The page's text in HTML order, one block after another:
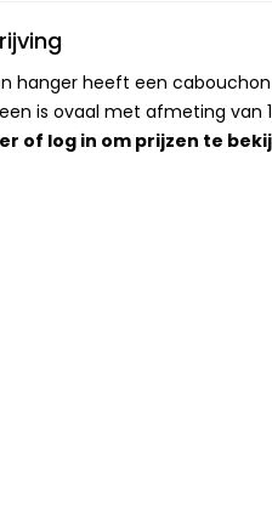
hanger heeft een
is ovaal met afmeting van
of log in om prijzen te